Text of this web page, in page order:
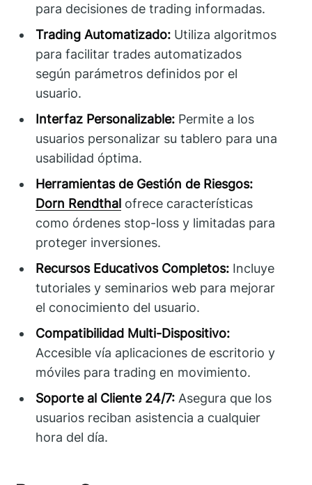
para decisiones de trading informadas.
Trading Automatizado: Utiliza algoritmos
para facilitar trades automatizados
según parámetros definidos por el
usuario.
Interfaz Personalizable: Permite a los
usuarios personalizar su tablero para una
usabilidad óptima.
Herramientas de Gestión de Riesgos:
Dorn Rendthal ofrece características
como órdenes stop-loss y limitadas para
proteger inversiones.
Recursos Educativos Completos: Incluye
tutoriales y seminarios web para mejorar
el conocimiento del usuario.
Compatibilidad Multi-Dispositivo:
Accesible vía aplicaciones de escritorio y
móviles para trading en movimiento.
Soporte al Cliente 24/7: Asegura que los
usuarios reciban asistencia a cualquier
hora del día.